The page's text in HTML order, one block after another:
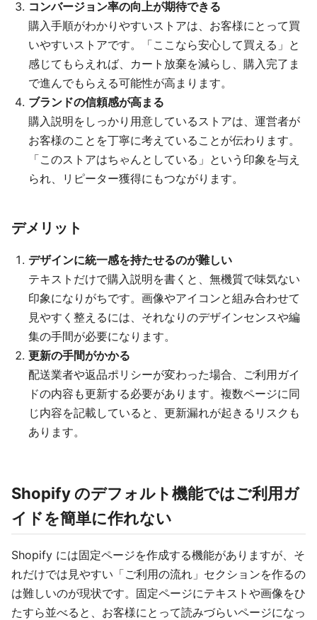
コンバージョン率の向上が期待できる
購入手順がわかりやすいストアは、お客様にとって買
いやすいストアです。「ここなら安心して買える」と
感じてもらえれば、カート放棄を減らし、購入完了ま
で進んでもらえる可能性が高まります。
ブランドの信頼感が高まる
購入説明をしっかり用意しているストアは、運営者が
お客様のことを丁寧に考えていることが伝わります。
「このストアはちゃんとしている」という印象を与え
られ、リピーター獲得にもつながります。
デメリット
デザインに統一感を持たせるのが難しい
テキストだけで購入説明を書くと、無機質で味気ない
印象になりがちです。画像やアイコンと組み合わせて
見やすく整えるには、それなりのデザインセンスや編
集の手間が必要になります。
更新の手間がかかる
配送業者や返品ポリシーが変わった場合、ご利用ガイ
ドの内容も更新する必要があります。複数ページに同
じ内容を記載していると、更新漏れが起きるリスクも
あります。
Shopify のデフォルト機能ではご利用ガ
イドを簡単に作れない
Shopify には固定ページを作成する機能がありますが、そ
れだけでは見やすい「ご利用の流れ」セクションを作るの
は難しいのが現状です。固定ページにテキストや画像をひ
たすら並べると、お客様にとって読みづらいページになっ